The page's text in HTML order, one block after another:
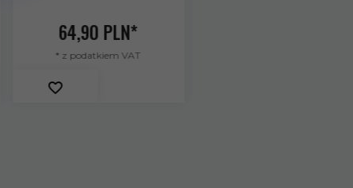
49,90 PLN*
* z podatkiem VAT